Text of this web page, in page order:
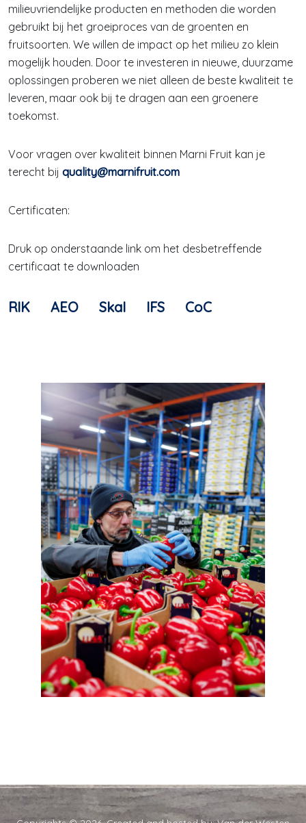
milieuvriendelijke producten en methoden die worden
gebruikt bij het groeiproces van de groenten en
fruitsoorten. We willen de impact op het milieu zo klein
mogelijk houden. Door te investeren in nieuwe, duurzame
oplossingen proberen we niet alleen de beste kwaliteit te
leveren, maar ook bij te dragen aan een groenere
toekomst.
Voor vragen over kwaliteit binnen Marni Fruit kan je
terecht bij quality@marnifruit.com
Certificaten:
Druk op onderstaande link om het desbetreffende
certificaat te downloaden
RIK AEO Skal IFS CoC